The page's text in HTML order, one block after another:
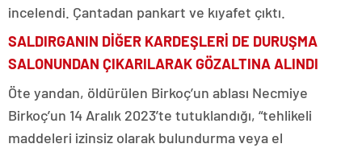
incelendi. Çantadan pankart ve kıyafet çıktı.
SALDIRGANIN DİĞER KARDEŞLERİ DE DURUŞMA
SALONUNDAN ÇIKARILARAK GÖZALTINA ALINDI
Öte yandan, öldürülen Birkoç’un ablası Necmiye
Birkoç’un 14 Aralık 2023’te tutuklandığı, “tehlikeli
maddeleri izinsiz olarak bulundurma veya el